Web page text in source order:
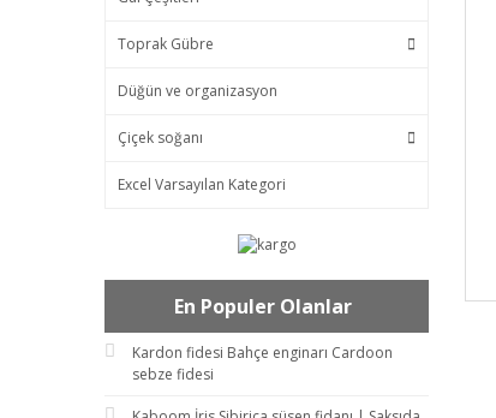
Toprak Gübre
Düğün ve organizasyon
Çiçek soğanı
Excel Varsayılan Kategori
En Populer Olanlar
Kardon fidesi Bahçe enginarı Cardoon
sebze fidesi